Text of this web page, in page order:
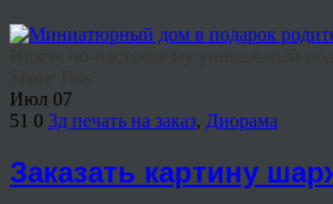
Июл 07
51 0 3д печать на заказ, Диорама
Заказать картину